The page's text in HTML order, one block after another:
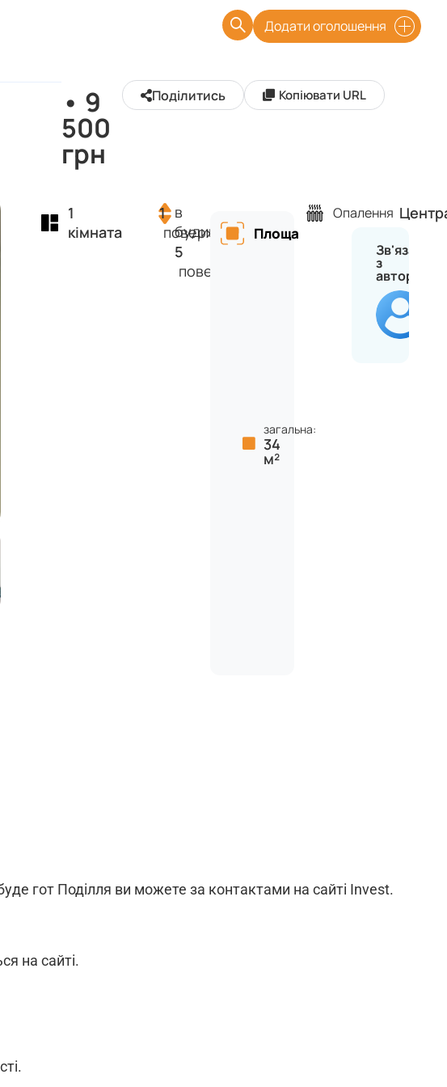
Додати оголошення
• 9
500
грн
Поділитись Копіювати URL
1
кімната
1
поверх
в
будинку
5
поверхів
Площа
загальна:
34
м²
Опалення
Зв'язатися
з
автором
гот Поділля ви можете за контактами на сайті Invest.
на сайті.